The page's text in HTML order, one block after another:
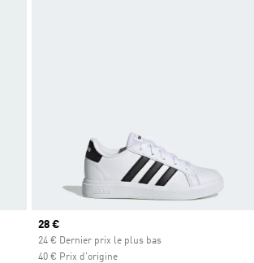
Prix actuel
28 €
24 € Dernier prix le plus bas
40 € Prix d'origine